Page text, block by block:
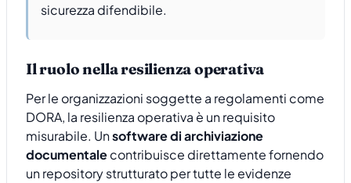
sicurezza difendibile.
Il ruolo nella resilienza operativa
Per le organizzazioni soggette a regolamenti come
DORA, la resilienza operativa è un requisito
misurabile. Unsoftware di archiviazione
documentalecontribuisce direttamente fornendo
un repository strutturato per tutte le evidenze